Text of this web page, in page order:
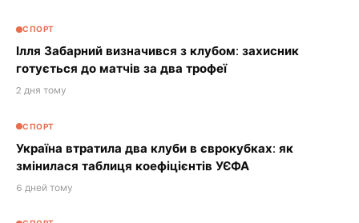
СПОРТ
Ілля Забарний визначився з клубом: захисник
готується до матчів за два трофеї
2 дня тому
СПОРТ
Україна втратила два клуби в єврокубках: як
змінилася таблиця коефіцієнтів УЄФА
6 дней тому